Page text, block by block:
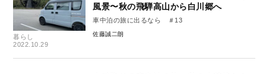
暮らし
2022.10.29
風景〜秋の飛騨高山から白川郷へ
車中泊の旅に出るなら ＃13
佐藤誠二朗